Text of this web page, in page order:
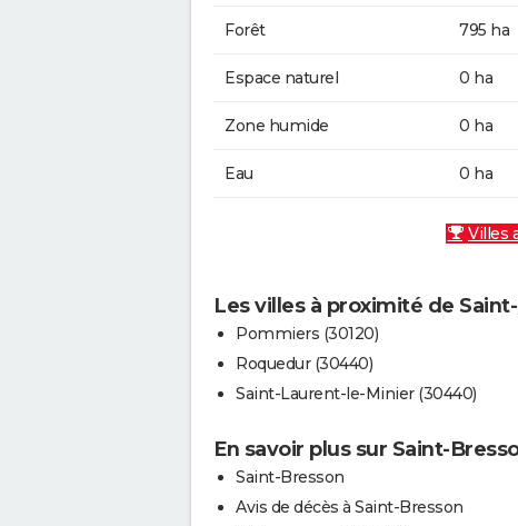
Forêt 795 ha
Espace naturel 0 ha
Zone humide 0 ha
Eau 0 ha
Villes
Les villes à proximité de
Pommiers (30120)
Roquedur (30440)
Saint-Laurent-le-Minier (30440)
En savoir plus sur Saint-
Saint-Bresson
Avis de décès à Saint-Bresson